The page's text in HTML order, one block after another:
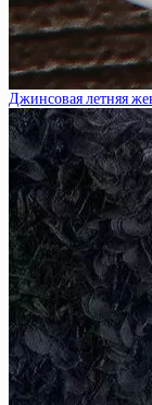
Джинсовая летняя